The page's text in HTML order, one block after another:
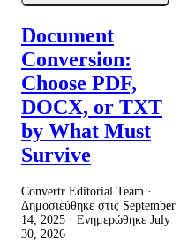
Document
Conversion:
Choose PDF,
DOCX, or TXT
by What Must
Survive
Convertr Editorial Team ·
Δημοσιεύθηκε στις September
14, 2025 · Ενημερώθηκε July
30, 2026